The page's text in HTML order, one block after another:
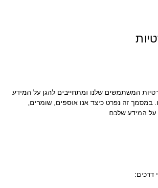
המשתמשים שלנו ומתחייבים להגן על המידע
במסמך זה נפרט כיצד אנו אוספים, שומרים,
המידע שלכם.
דרכים: